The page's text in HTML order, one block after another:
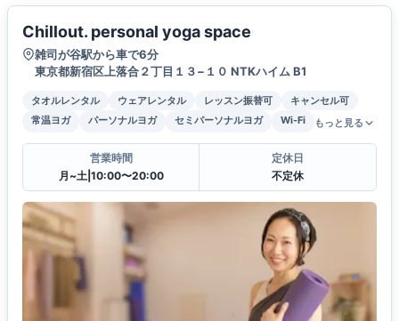
Chillout. personal yoga space
雑司が谷駅から車で6分
東京都新宿区上落合２丁目１３−１０ NTKハイム B1
タオルレンタル ウェアレンタル レッスン振替可
キャンセル可
常温ヨガ
パーソナルヨガ セミパーソナルヨガ Wi-Fi もっと見る
営業時間
月~土|10:00〜20:00
定休日
不定休